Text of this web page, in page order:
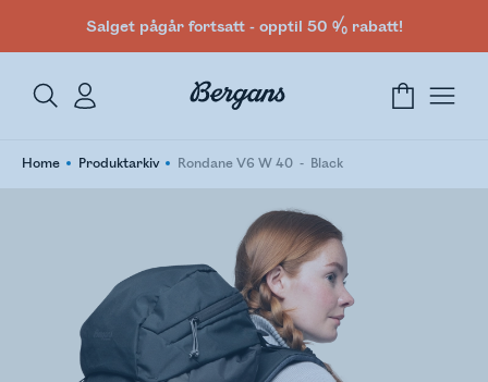
Salget pågår fortsatt - opptil 50 % rabatt!
Home Produktarkiv Rondane V6 W 40 Black